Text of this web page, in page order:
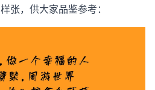
张，供大家品鉴参考：